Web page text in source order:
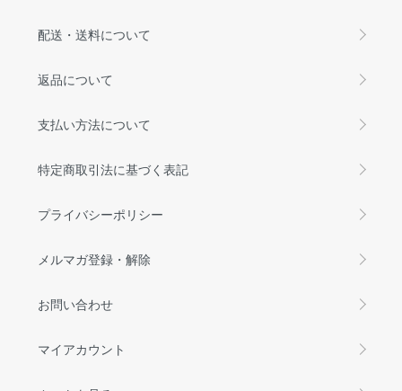
配送・送料について
返品について
支払い方法について
特定商取引法に基づく表記
プライバシーポリシー
メルマガ登録・解除
お問い合わせ
マイアカウント